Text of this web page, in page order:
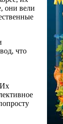
они вели
что